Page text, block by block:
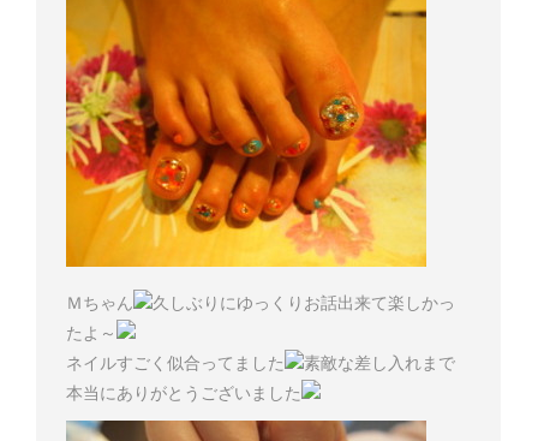
Ｍちゃん
久しぶりにゆっくりお話出来て楽しかっ
たよ～
ネイルすごく似合ってました
素敵な差し入れまで
本当にありがとうございました